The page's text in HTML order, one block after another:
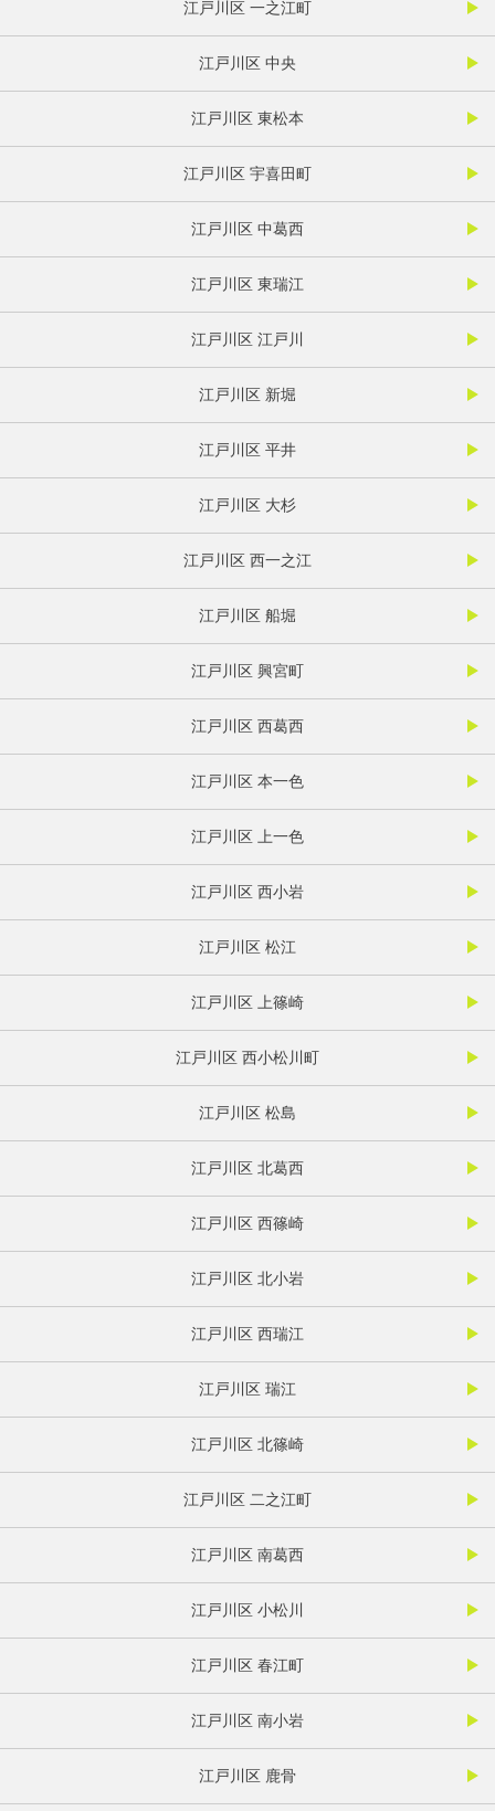
江戸川区 一之江町
江戸川区 中央
江戸川区 東松本
江戸川区 宇喜田町
江戸川区 中葛西
江戸川区 東瑞江
江戸川区 江戸川
江戸川区 新堀
江戸川区 平井
江戸川区 大杉
江戸川区 西一之江
江戸川区 船堀
江戸川区 興宮町
江戸川区 西葛西
江戸川区 本一色
江戸川区 上一色
江戸川区 西小岩
江戸川区 松江
江戸川区 上篠崎
江戸川区 西小松川町
江戸川区 松島
江戸川区 北葛西
江戸川区 西篠崎
江戸川区 北小岩
江戸川区 西瑞江
江戸川区 瑞江
江戸川区 北篠崎
江戸川区 二之江町
江戸川区 南葛西
江戸川区 小松川
江戸川区 春江町
江戸川区 南小岩
江戸川区 鹿骨